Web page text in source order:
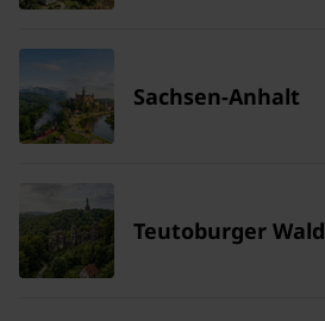
Sachsen-Anhalt
Teutoburger Wald